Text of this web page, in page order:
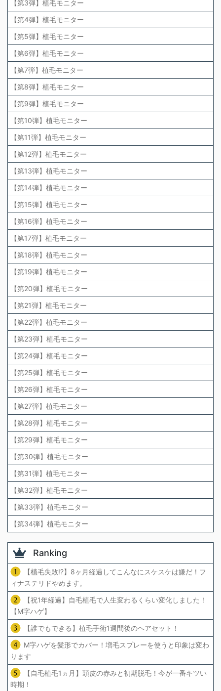
【第3弾】植毛モニター
【第4弾】植毛モニター
【第5弾】植毛モニター
【第6弾】植毛モニター
【第7弾】植毛モニター
【第8弾】植毛モニター
【第9弾】植毛モニター
【第10弾】植毛モニター
【第11弾】植毛モニター
【第12弾】植毛モニター
【第13弾】植毛モニター
【第14弾】植毛モニター
【第15弾】植毛モニター
【第16弾】植毛モニター
【第17弾】植毛モニター
【第18弾】植毛モニター
【第19弾】植毛モニター
【第20弾】植毛モニター
【第21弾】植毛モニター
【第22弾】植毛モニター
【第23弾】植毛モニター
【第24弾】植毛モニター
【第25弾】植毛モニター
【第26弾】植毛モニター
【第27弾】植毛モニター
【第28弾】植毛モニター
【第29弾】植毛モニター
【第30弾】植毛モニター
【第31弾】植毛モニター
【第32弾】植毛モニター
【第33弾】植毛モニター
【第34弾】植毛モニター
Ranking
【植毛失敗!?】8ヶ月経過してこんなにスケスケは嫌だ！フ
ィナステリドやめます。
【祝1年経過】自毛植毛で人生変わるくらい変化しました！
【M字ハゲ】
【誰でもできる】植毛手術1週間後のヘアセット！
M字ハゲを髪形でカバー！増毛スプレーを使うと印象は変わ
ります
【自毛植毛1ヵ月】頭皮の赤みと初期脱毛！今が一番キツい
時期！